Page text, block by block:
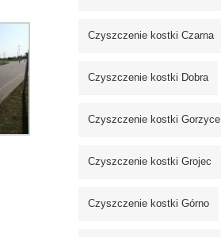
Czyszczenie kostki Czarna
Czyszczenie kostki Dobra
Czyszczenie kostki Gorzyce
Czyszczenie kostki Grojec
Czyszczenie kostki Górno